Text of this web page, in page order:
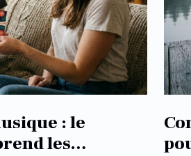
: le
les